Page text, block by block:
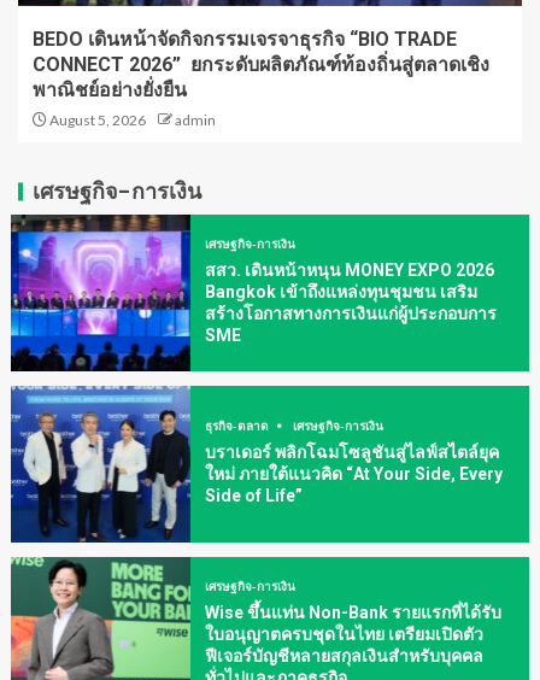
BEDO เดินหน้าจัดกิจกรรมเจรจาธุรกิจ “BIO TRADE
CONNECT 2026” ยกระดับผลิตภัณฑ์ท้องถิ่นสู่ตลาดเชิง
พาณิชย์อย่างยั่งยืน
August 5, 2026 admin
เศรษฐกิจ-การเงิน
เศรษฐกิจ-การเงิน
สสว. เดินหน้าหนุน MONEY EXPO 2026
Bangkok เข้าถึงแหล่งทุนชุมชน เสริม
สร้างโอกาสทางการเงินแก่ผู้ประกอบการ
SME
ธุรกิจ-ตลาด เศรษฐกิจ-การเงิน
บราเดอร์ พลิกโฉมโซลูชันสู่ไลฟ์สไตล์ยุค
ใหม่ ภายใต้แนวคิด “At Your Side, Every
Side of Life”
เศรษฐกิจ-การเงิน
Wise ขึ้นแท่น Non-Bank รายแรกที่ได้รับ
ใบอนุญาตครบชุดในไทย เตรียมเปิดตัว
ฟีเจอร์บัญชีหลายสกุลเงินสำหรับบุคคล